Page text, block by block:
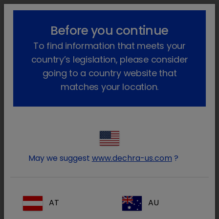
!-- Google Tag Manager -->
lock_outline search menu
Home Animali da compagnia Dermatologia
Dermatologia
Dechra offre una gamma completa di
supporto tecnici per gestire al meglio i
pazienti con patologie a carico della cute e
Tra lesoluzioni terapeutiche dermatologiche
Before you continue
To find information that meets your
country’s legislation, please consider
going to a country website that
matches your location.
May we suggest www.dechra-us.com ?
AT AU